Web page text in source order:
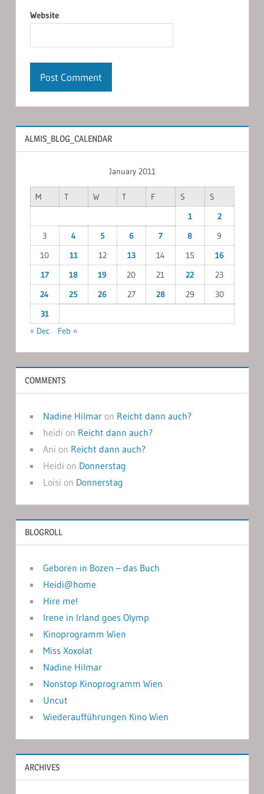
Website
ALMIS_BLOG_CALENDAR
January 2011
M T W T F S
S
1
2
3
4 5 6 7 8
9
10
11 12 13 14 15
16
17
18 19 20 21 22
23
24
25 26 27 28 29
30
31
« Dec
Feb »
COMMENTS
Nadine Hilmaron Reicht dann auch?
heidi on Reicht dann auch?
Ani on Reicht dann auch?
Heidi on Donnerstag
Loisi on Donnerstag
BLOGROLL
Geboren in Bozen – das Buch
Heidi@home
Hire me!
Irene in Irland goes Olymp
Kinoprogramm Wien
Miss Xoxolat
Nadine Hilmar
Nonstop Kinoprogramm Wien
Uncut
Wiederaufführungen Kino Wien
ARCHIVES